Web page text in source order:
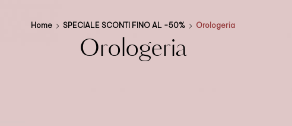
Home SPECIALE SCONTI FINO AL -50% Orologeria
Orologeria